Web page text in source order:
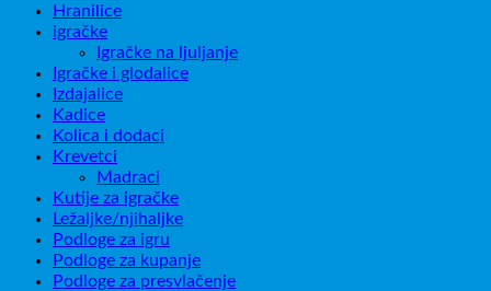
Hranilice
igračke
Igračke na ljuljanje
Igračke i glodalice
Izdajalice
Kadice
Kolica i dodaci
Krevetci
Madraci
Kutije za igračke
Ležaljke/njihaljke
Podloge za igru
Podloge za kupanje
Podloge za presvlačenje